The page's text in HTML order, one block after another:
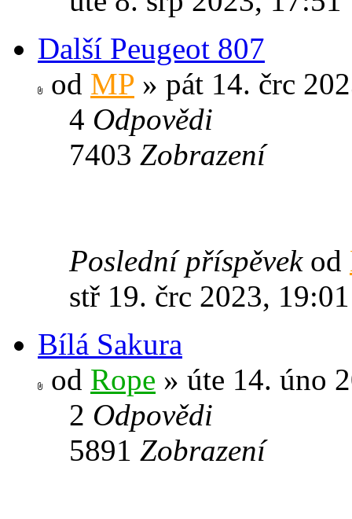
Další Peugeot 807
od MP » pát 14. črc
4 Odpovědi
7403 Zobrazení
Poslední příspěvek od
stř 19. črc 2023, 19:01
Bílá Sakura
od Rope » úte 14. úno
2 Odpovědi
5891 Zobrazení